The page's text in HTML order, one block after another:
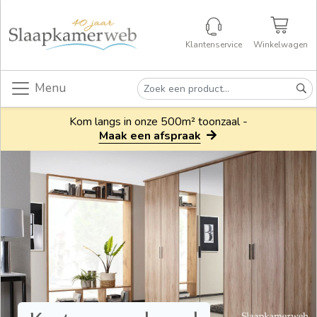
Klantenservice Winkelwagen
Menu
Kom langs in onze 500m² toonzaal -
Maak een afspraak